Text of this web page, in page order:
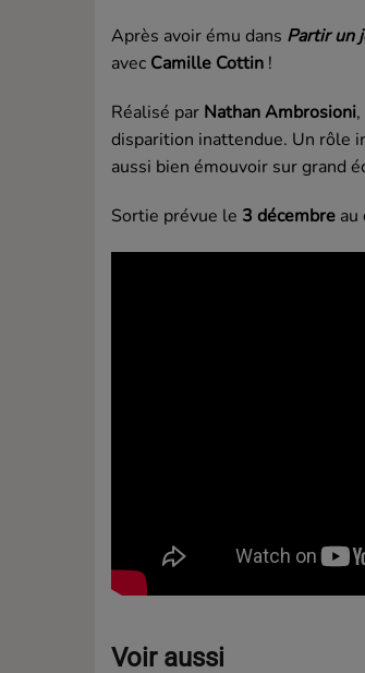
Après avoir ému dans Partir un
avec Camille Cottin !
Réalisé par Nathan Ambrosioni
disparition inattendue. Un rôle
aussi bien émouvoir sur grand
Sortie prévue le 3 décembre au
Voir aussi